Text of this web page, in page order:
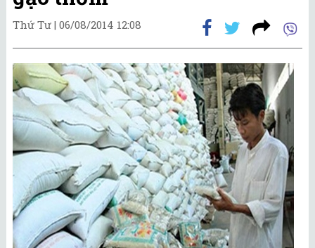
Thứ Tư | 06/08/2014 12:08